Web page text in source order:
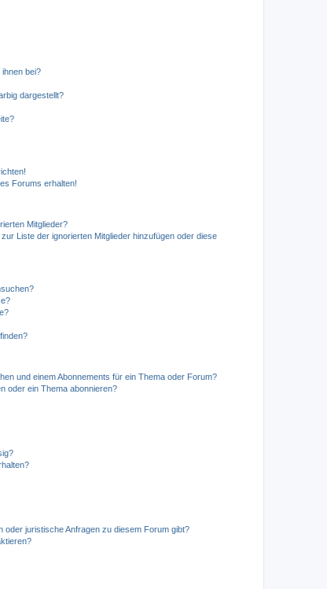
bei?
dargestellt?
Forums erhalten!
Mitglieder?
Liste der ignorierten Mitglieder hinzufügen oder diese
und einem Abonnements für ein Thema oder Forum?
oder ein Thema abonnieren?
juristische Anfragen zu diesem Forum gibt?